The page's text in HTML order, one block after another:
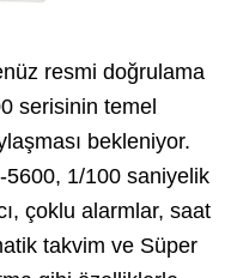
resmi doğrulama
serisinin temel
bekleniyor.
1/100 saniyelik
çoklu alarmlar, saat
takvim ve Süper